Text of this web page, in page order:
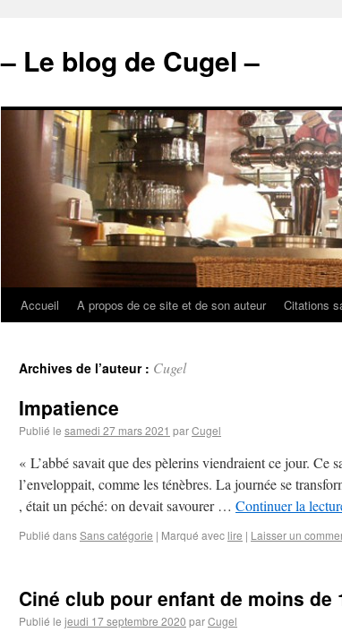
– Le blog de Cugel –
Accueil A propos de ce site et de son auteur Citations
Archives de l’auteur : Cugel
Impatience
Publié le samedi 27 mars 2021 parCugel
« L’abbé savait que des pèlerins viendraient ce jour. Ce
l’enveloppait, comme les ténèbres. La journée se
, était un péché: on devait savourer … Continuer la
Publié dansSans catégorie | Marqué avec lire | Laisser un
Ciné club pour enfant de moins de
Publié le jeudi 17 septembre 2020 parCugel